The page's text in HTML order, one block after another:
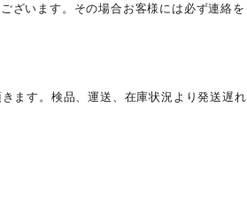
ざいます。その場合お客様には必ず連絡を
ます。検品、運送、在庫状況より発送遅れ